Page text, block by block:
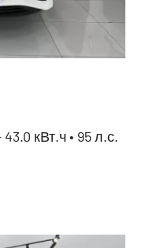
кВт.ч • 95 л.с.